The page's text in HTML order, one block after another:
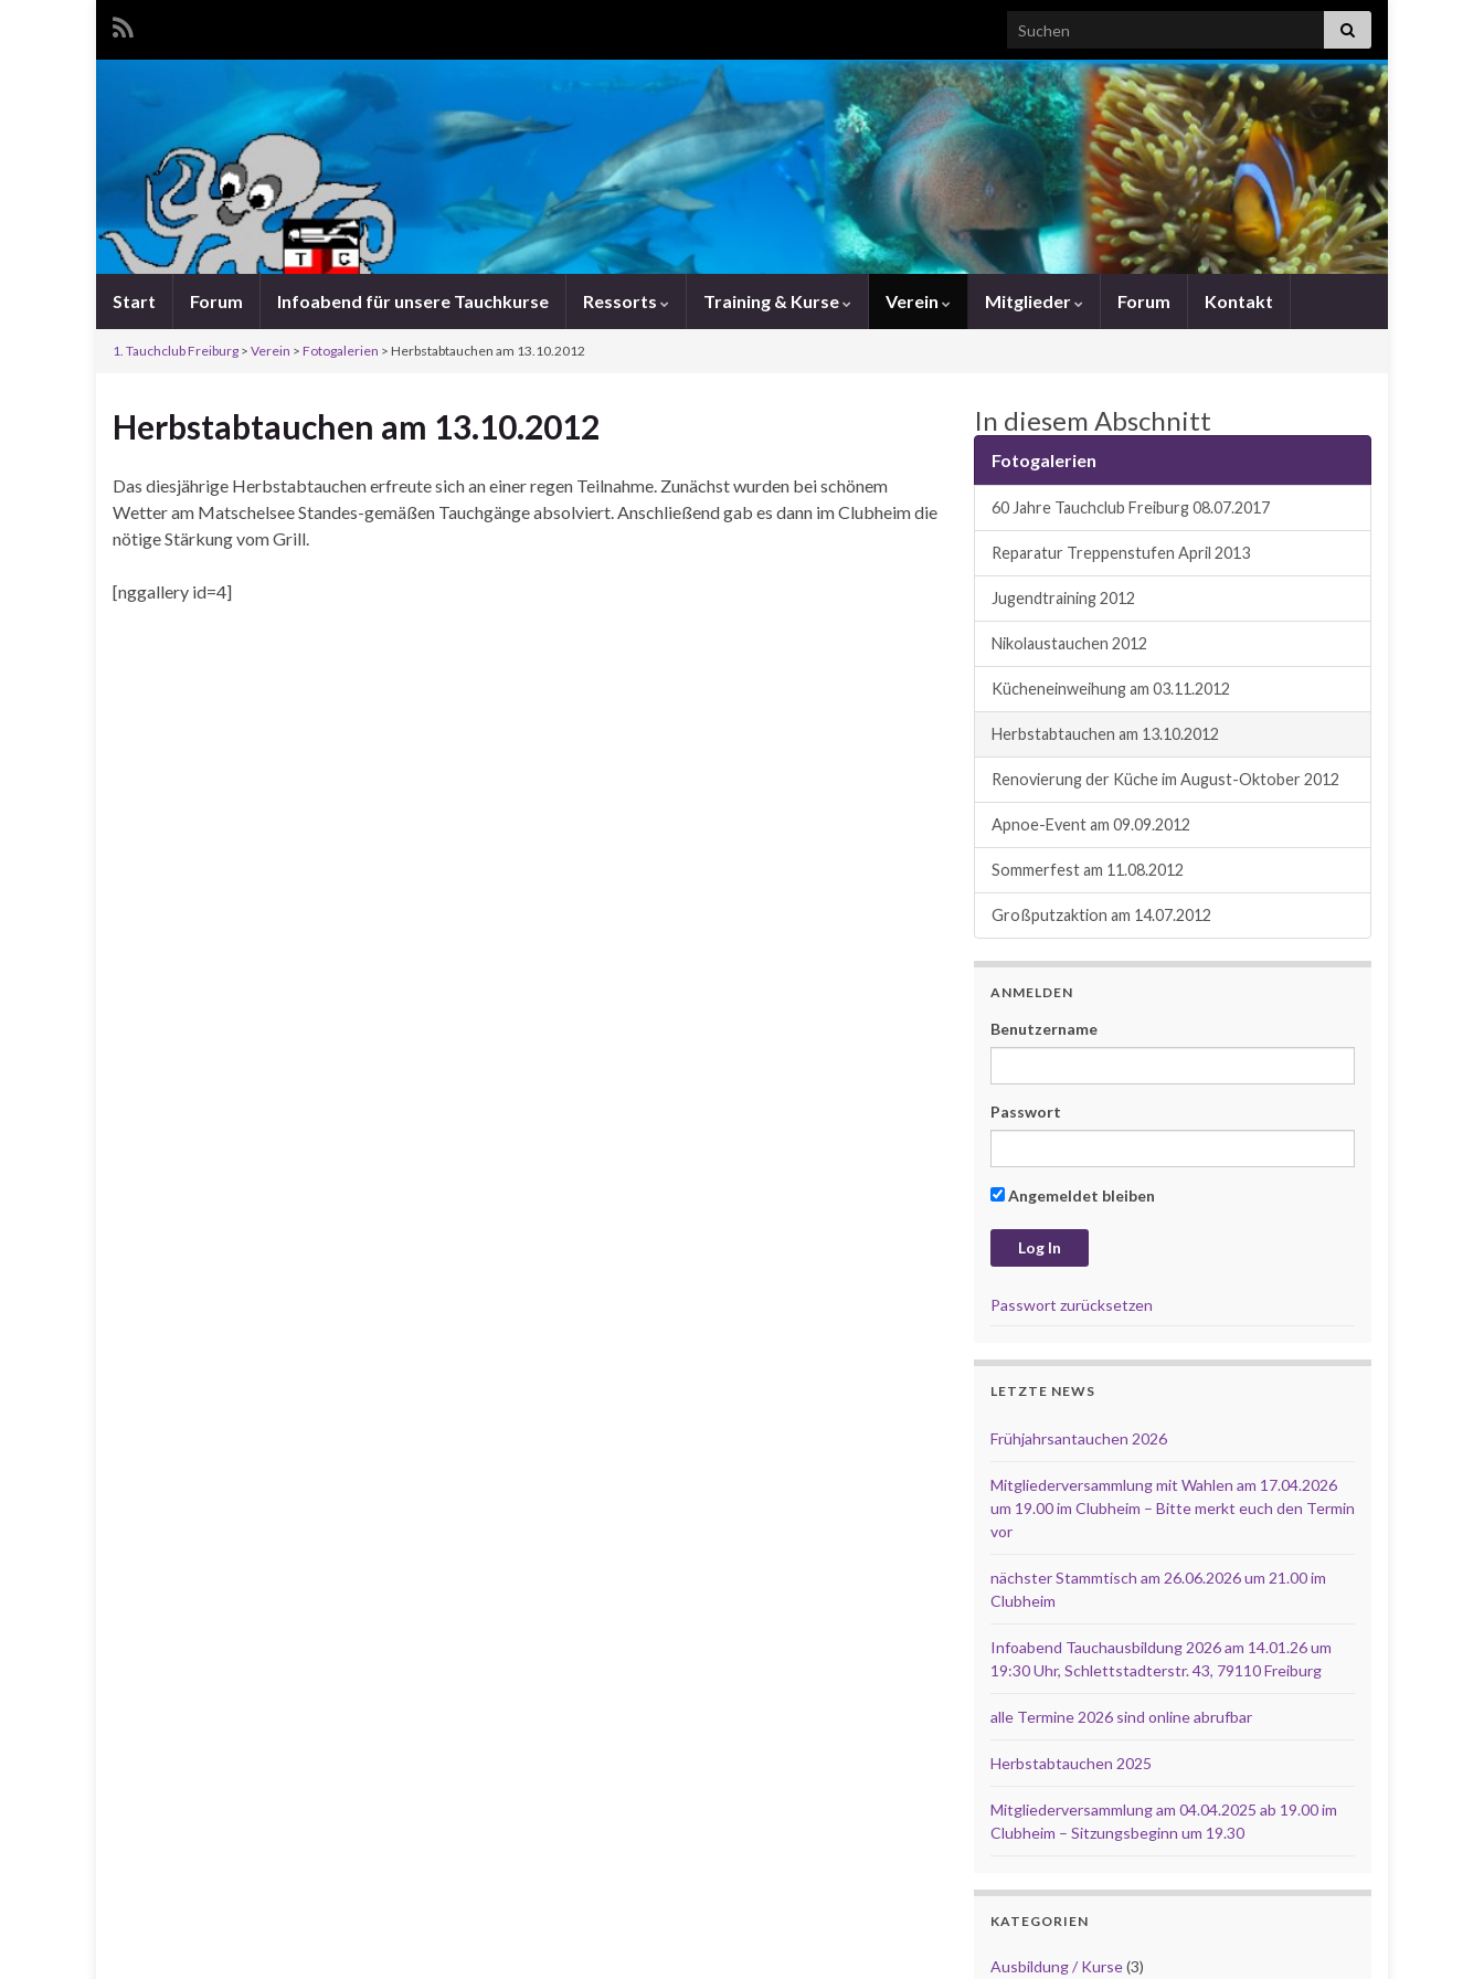
Search for:
Start Forum Infoabend für unsere Tauchkurse Ressorts Training & Kurse Verein Mitglieder Forum Kontakt
1. Tauchclub Freiburg > Verein > Fotogalerien > Herbstabtauchen am 13.10.2012
Herbstabtauchen am 13.10.2012
Das diesjährige Herbstabtauchen erfreute sich an einer regen Teilnahme. Zunächst wurden bei schönem
Wetter am Matschelsee Standes-gemäßen Tauchgänge absolviert. Anschließend gab es dann im Clubheim die
nötige Stärkung vom Grill.
[nggallery id=4]
In diesem Abschnitt
Fotogalerien
60 Jahre Tauchclub Freiburg 08.07.2017
Reparatur Treppenstufen April 2013
Jugendtraining 2012
Nikolaustauchen 2012
Kücheneinweihung am 03.11.2012
Herbstabtauchen am 13.10.2012
Renovierung der Küche im August-Oktober 2012
Apnoe-Event am 09.09.2012
Sommerfest am 11.08.2012
Großputzaktion am 14.07.2012
ANMELDEN
Benutzername
Passwort
Angemeldet bleiben
Passwort zurücksetzen
LETZTE NEWS
Frühjahrsantauchen 2026
Mitgliederversammlung mit Wahlen am 17.04.2026
um 19.00 im Clubheim – Bitte merkt euch den Termin
vor
nächster Stammtisch am 26.06.2026 um 21.00 im
Clubheim
Infoabend Tauchausbildung 2026 am 14.01.26 um
19:30 Uhr, Schlettstadterstr. 43, 79110 Freiburg
alle Termine 2026 sind online abrufbar
Herbstabtauchen 2025
Mitgliederversammlung am 04.04.2025 ab 19.00 im
Clubheim – Sitzungsbeginn um 19.30
KATEGORIEN
Ausbildung / Kurse(3)